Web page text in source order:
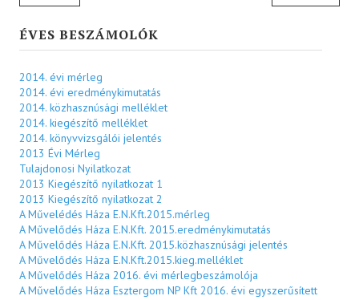
ÉVES BESZÁMOLÓK
2014. évi mérleg
2014. évi eredménykimutatás
2014. közhasznúsági melléklet
2014. kiegészítő melléklet
2014. könyvvizsgálói jelentés
2013 Évi Mérleg
Tulajdonosi Nyilatkozat
2013 Kiegészítő nyilatkozat 1
2013 Kiegészítő nyilatkozat 2
A Művelédés Háza E.N.Kft.2015.mérleg
A Művelődés Háza E.N.Kft. 2015.eredménykimutatás
A Művelődés Háza E.N.Kft. 2015.közhasznúsági jelentés
A Művelődés Háza E.N.Kft.2015.kieg.melléklet
A Művelődés Háza 2016. évi mérlegbeszámolója
A Művelődés Háza Esztergom NP Kft 2016. évi egyszerűsített